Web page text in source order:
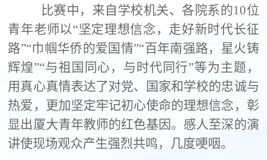
比赛中，来自学校机关、各院系的10位
青年老师以“坚定理想信念，走好新时代长征
路”“巾帼华侨的爱国情”“百年南强路，星火铸
辉煌”“与祖国同心，与时代同行”等为主题，
用真心真情表达了对党、国家和学校的忠诚与
热爱，更加坚定牢记初心使命的理想信念，彰
显出厦大青年教师的红色基因。感人至深的演
讲使现场观众产生强烈共鸣，几度哽咽。